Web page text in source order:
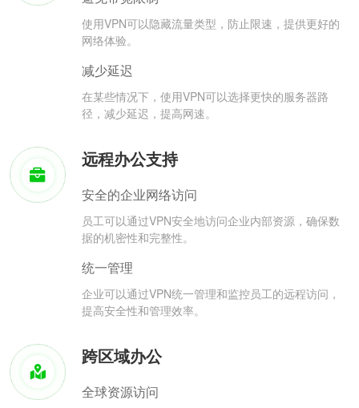
使用VPN可以隐藏流量类型，防止限速，提供更好的
网络体验。
减少延迟
在某些情况下，使用VPN可以选择更快的服务器路
径，减少延迟，提高网速。
远程办公支持
安全的企业网络访问
员工可以通过VPN安全地访问企业内部资源，确保数
据的机密性和完整性。
统一管理
企业可以通过VPN统一管理和监控员工的远程访问，
提高安全性和管理效率。
跨区域办公
全球资源访问